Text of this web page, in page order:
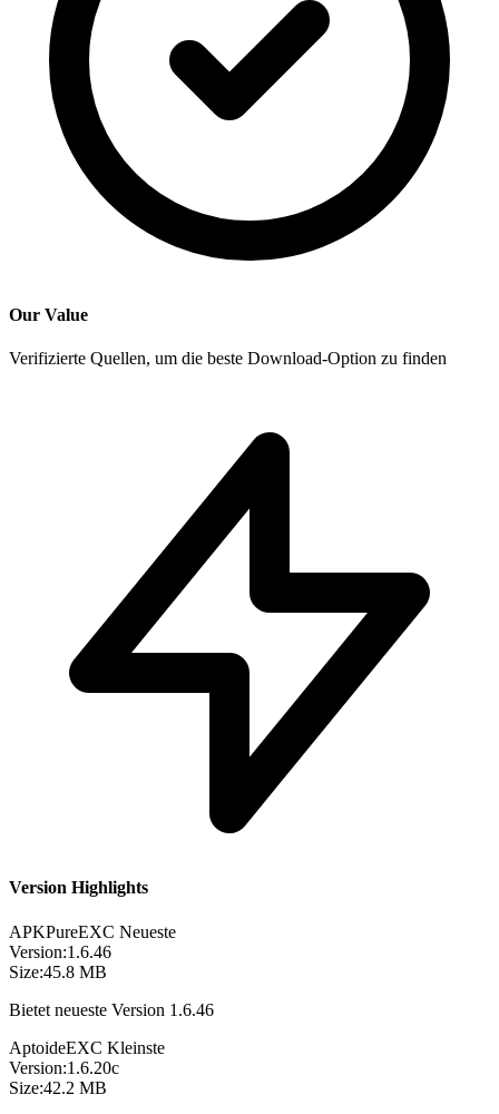
Our Value
Verifizierte Quellen, um die beste Download-Option zu finden
Version Highlights
APKPureEXC Neueste
Version:1.6.46
Size:45.8 MB
Bietet neueste Version 1.6.46
AptoideEXC Kleinste
Version:1.6.20c
Size:42.2 MB